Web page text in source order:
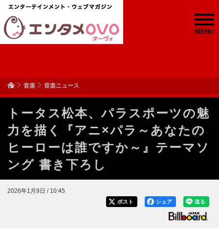
MENU
音楽 音楽ニュース
トータス松本、パラスポーツの魅
力を描く『アニ×パラ～あなたの
ヒーローは誰ですか～』テーマソ
ング 書き下ろし
2026年1月9日 / 10:45
送る
シェア
ポスト